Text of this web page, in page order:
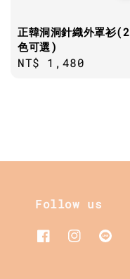
正韓洞洞針織外罩衫(2
色可選)
Regular
NT$ 1,480
Follow us